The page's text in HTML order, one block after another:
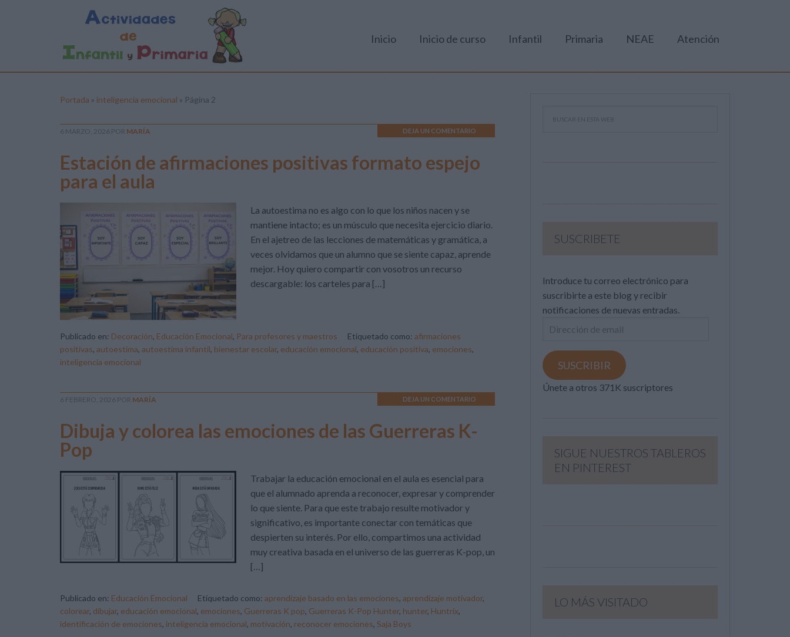
Inicio Inicio de curso Infantil Primaria NEAE Atención
Portada » inteligencia emocional » Página 2
6 MARZO, 2026 POR MARÍA DEJA UN COMENTARIO
Estación de afirmaciones positivas formato espejo
para el aula
La autoestima no es algo con lo que los niños nacen y se
mantiene intacto; es un músculo que necesita ejercicio diario.
En el ajetreo de las lecciones de matemáticas y gramática, a
veces olvidamos que un alumno que se siente capaz, aprende
mejor. Hoy quiero compartir con vosotros un recurso
descargable: los carteles para […]
Publicado en: Decoración, Educación Emocional, Para profesores y maestros Etiquetado como: afirmaciones
positivas, autoestima, autoestima infantil, bienestar escolar, educación emocional, educación positiva, emociones,
inteligencia emocional
6 FEBRERO, 2026 POR MARÍA DEJA UN COMENTARIO
Dibuja y colorea las emociones de las Guerreras K-
Pop
Trabajar la educación emocional en el aula es esencial para
que el alumnado aprenda a reconocer, expresar y comprender
lo que siente. Para que este trabajo resulte motivador y
significativo, es importante conectar con temáticas que
despierten su interés. Por ello, compartimos una actividad
muy creativa basada en el universo de las guerreras K-pop, un
[…]
Publicado en: Educación Emocional Etiquetado como: aprendizaje basado en las emociones, aprendizaje motivador,
colorear, dibujar, educación emocional, emociones, Guerreras K pop, Guerreras K-Pop Hunter, hunter, Huntrix,
identificación de emociones, inteligencia emocional, motivación, reconocer emociones, Saja Boys
SUSCRIBETE
Introduce tu correo electrónico para
suscribirte a este blog y recibir
notificaciones de nuevas entradas.
Dirección
email
SUSCRIBIR
Únete a otros 371K suscriptores
SIGUE NUESTROS TABLEROS
EN PINTEREST
LO MÁS VISITADO